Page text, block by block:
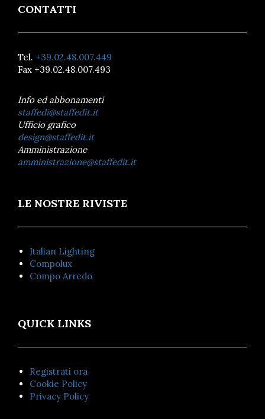
CONTATTI
Tel. +39.02.48.007.449
Fax +39.02.48.007.493
Info ed abbonamenti
staffedi@staffedit.it
Ufficio grafico
design@staffedit.it
Amministrazione
amministrazione@staffedit.it
LE NOSTRE RIVISTE
Italian Lighting
Compolux
Compo Arredo
QUICK LINKS
Registrati ora
Cookie Policy
Privacy Policy